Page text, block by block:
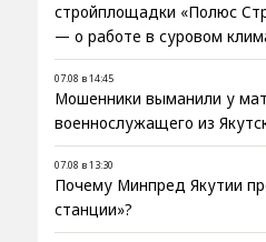
стройплощадки «Полюс
— о работе в суровом
07.08 в 14:45
Мошенники выманили у
военнослужащего из
07.08 в 13:30
Почему Минпред Якутии
станции»?